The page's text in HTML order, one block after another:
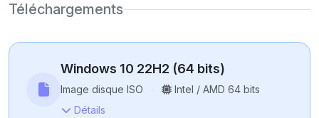
Téléchargements
Windows 10 22H2 (64 bits)
Image disque ISO
Intel / AMD 64 bits
Détails